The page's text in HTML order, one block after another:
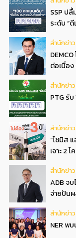
SSP ป
ระดับ “
สํานักข่า
ต่อเนื่อง
สํานักข่า
PTG รั
สํานักข่า
“ไซมิส
เจาะ 2
สํานักข่า
ADB จ
จ่ายปัน
สํานักข่า
NER พ